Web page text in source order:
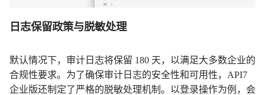
日志保留政策与脱敏处理
默认情况下，审计日志将保留 180 天，以满足大多数企业的
合规性要求。为了确保审计日志的安全性和可用性，API7
企业版还制定了严格的脱敏处理机制。以登录操作为例，会